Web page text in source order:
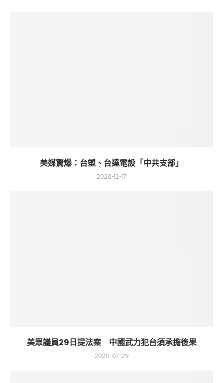
美媒驚爆：台塑、台達電設「中共支部」
2020-12-17
美眾議員29日提法案 中國武力犯台須承擔後果
2020-07-29